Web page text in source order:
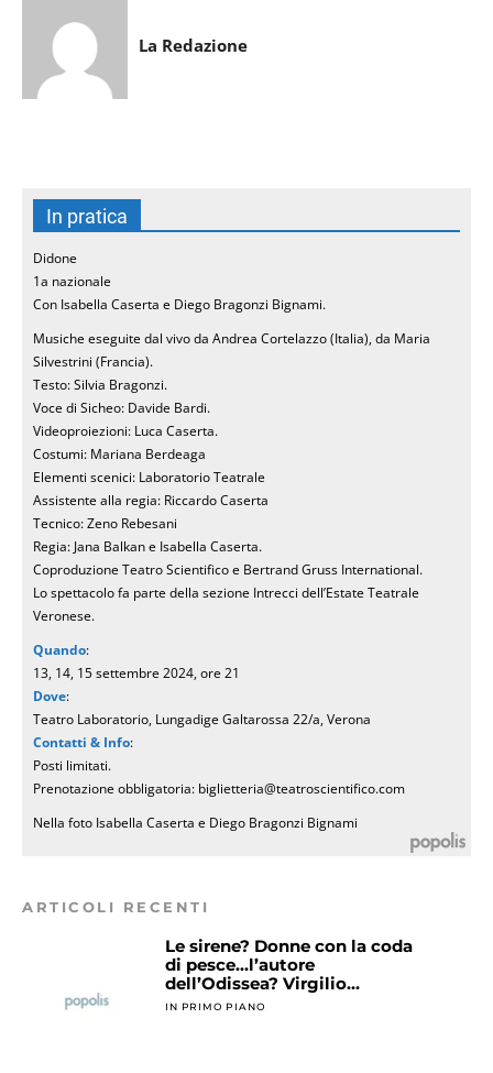
La Redazione
In pratica
Didone
1a nazionale
Con Isabella Caserta e Diego Bragonzi Bignami.
Musiche eseguite dal vivo da Andrea Cortelazzo (Italia), da Maria
Silvestrini (Francia).
Testo: Silvia Bragonzi.
Voce di Sicheo: Davide Bardi.
Videoproiezioni: Luca Caserta.
Costumi: Mariana Berdeaga
Elementi scenici: Laboratorio Teatrale
Assistente alla regia: Riccardo Caserta
Tecnico: Zeno Rebesani
Regia: Jana Balkan e Isabella Caserta.
Coproduzione Teatro Scientifico e Bertrand Gruss International.
Lo spettacolo fa parte della sezione Intrecci dell’Estate Teatrale
Veronese.
Quando:
13, 14, 15 settembre 2024, ore 21
Dove:
Teatro Laboratorio, Lungadige Galtarossa 22/a, Verona
Contatti & Info:
Posti limitati.
Prenotazione obbligatoria: biglietteria@teatroscientifico.com
Nella foto Isabella Caserta e Diego Bragonzi Bignami
ARTICOLI RECENTI
Le sirene? Donne con la coda
di pesce…l’autore
dell’Odissea? Virgilio…
IN PRIMO PIANO